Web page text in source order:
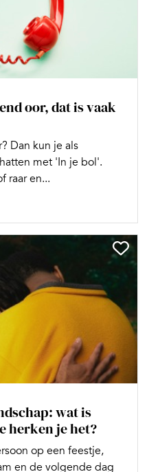
oor, dat is vaak
Dan kun je als
met 'In je bol'.
raar en...
wat is
herken je het?
op een feestje,
en de volgende dag